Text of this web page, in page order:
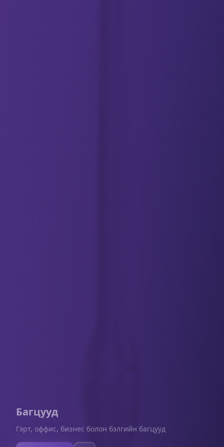
Багцууд
Гэрт, оффис, бизнес болон бэлгийн багцууд